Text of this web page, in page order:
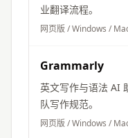
业翻译流程。
网页版 / Windows /
Grammarly
英文写作与语法 AI
队写作规范。
网页版 / Windows /